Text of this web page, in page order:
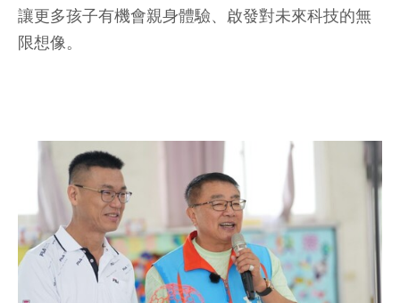
讓更多孩子有機會親身體驗、啟發對未來科技的無
限想像。